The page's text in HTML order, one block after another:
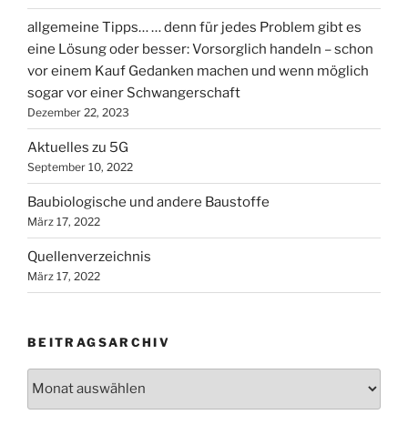
allgemeine Tipps… … denn für jedes Problem gibt es
eine Lösung oder besser: Vorsorglich handeln – schon
vor einem Kauf Gedanken machen und wenn möglich
sogar vor einer Schwangerschaft
Dezember 22, 2023
Aktuelles zu 5G
September 10, 2022
Baubiologische und andere Baustoffe
März 17, 2022
Quellenverzeichnis
März 17, 2022
BEITRAGSARCHIV